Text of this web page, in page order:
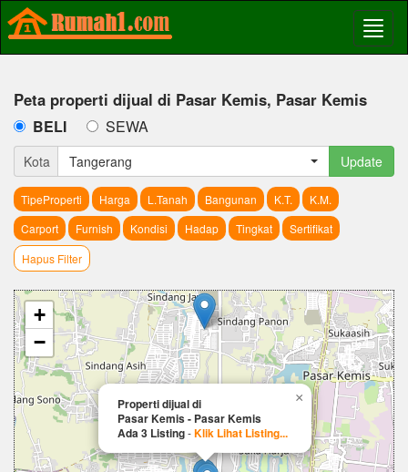
Peta properti dijual di Pasar Kemis, Pasar Kemis
BELI SEWA
Kota Tangerang Update
TipeProperti Harga L.Tanah Bangunan K.T.
K.M.
Carport
Furnish Kondisi Hadap Tingkat
Sertifikat
Hapus Filter
Properti dijual di
Pasar Kemis - Pasar Kemis
Ada 3 Listing-Klik Lihat Listing...
×
+
−